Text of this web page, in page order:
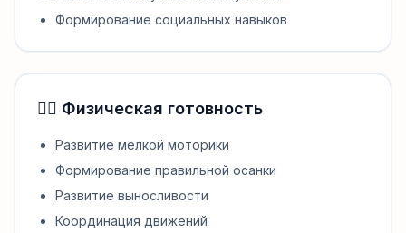
Формирование социальных навыков
🏃‍♂️ Физическая готовность
Развитие мелкой моторики
Формирование правильной осанки
Развитие выносливости
Координация движений